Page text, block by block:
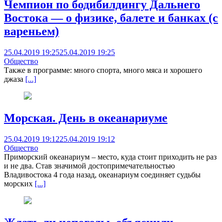
Чемпион по бодибилдингу Дальнего
Востока — о физике, балете и банках (с
вареньем)
25.04.2019 19:2525.04.2019 19:25
Общество
Также в программе: много спорта, много мяса и хорошего
джаза [...]
Морская. День в океанариуме
25.04.2019 19:1225.04.2019 19:12
Общество
Приморский океанариум – место, куда стоит приходить не раз
и не два. Став значимой достопримечательностью
Владивостока 4 года назад, океанариум соединяет судьбы
морских [...]